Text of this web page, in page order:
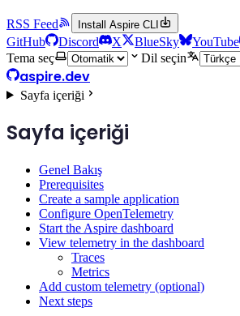
RSS Feed Install Aspire CLI
GitHub Discord X BlueSky YouTube
Tema seç
Dil seçin
aspire.dev
Sayfa içeriği
Sayfa içeriği
Genel Bakış
Prerequisites
Create a sample application
Configure OpenTelemetry
Start the Aspire dashboard
View telemetry in the dashboard
Traces
Metrics
Add custom telemetry (optional)
Next steps